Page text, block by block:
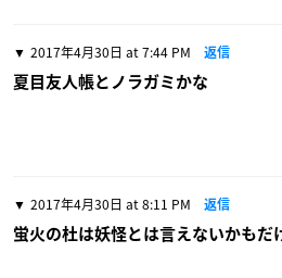
2017年4月30日 at 7:44 PM 返信
夏目友人帳とノラガミかな
2017年4月30日 at 8:11 PM 返信
蛍火の杜は妖怪とは言えないかもだ